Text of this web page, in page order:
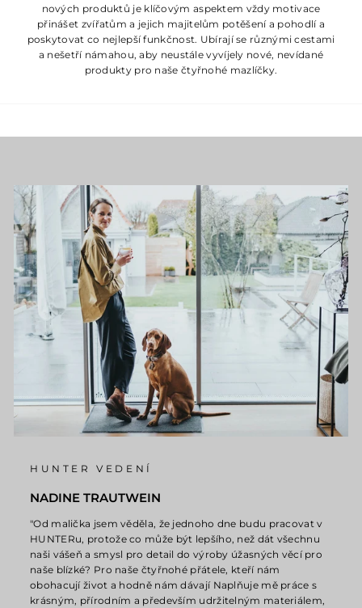
nových produktů je klíčovým aspektem vždy motivace
přinášet zvířatům a jejich majitelům potěšení a pohodlí a
poskytovat co nejlepší funkčnost. Ubírají se různými cestami
a nešetří námahou, aby neustále vyvíjely nové, nevídané
produkty pro naše čtyřnohé mazlíčky.
HUNTER VEDENÍ
NADINE TRAUTWEIN
"Od malička jsem věděla, že jednoho dne budu pracovat v
HUNTERu, protože co může být lepšího, než dát všechnu
naši vášeň a smysl pro detail do výroby úžasných věcí pro
naše blízké? Pro naše čtyřnohé přátele, kteří nám
obohacují život a hodně nám dávají Naplňuje mě práce s
krásným, přírodním a především udržitelným materiálem,